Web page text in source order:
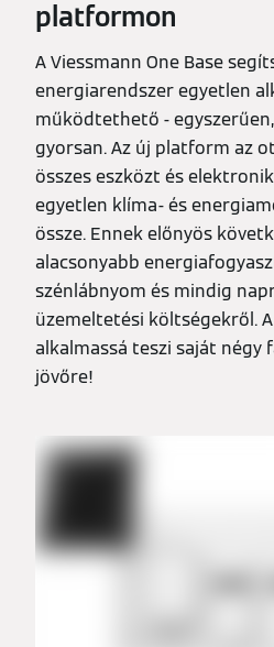
platformon
A Viessmann One Base
energiarendszer egyetlen
működtethető -
gyorsan. Az új platform az
összes eszközt és
egyetlen klíma- és
össze. Ennek előnyös
alacsonyabb
szénlábnyom és mindig
üzemeltetési költségekről.
alkalmassá teszi saját négy
jövőre!